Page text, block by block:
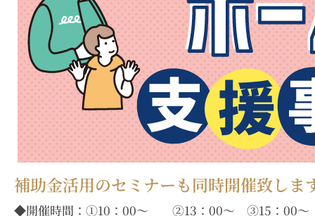
補助金活用のセミナーも同時開催致しま
◆開催時間：①10：00～ ②13：00～ ③15：00～